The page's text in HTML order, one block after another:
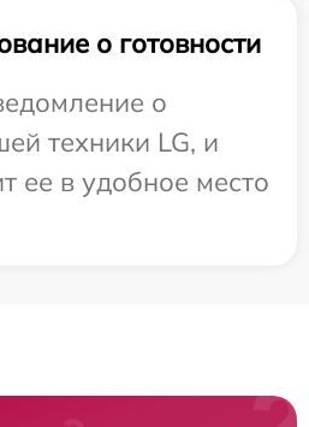
о готовности
о
техники LG, и
ее в удобное место